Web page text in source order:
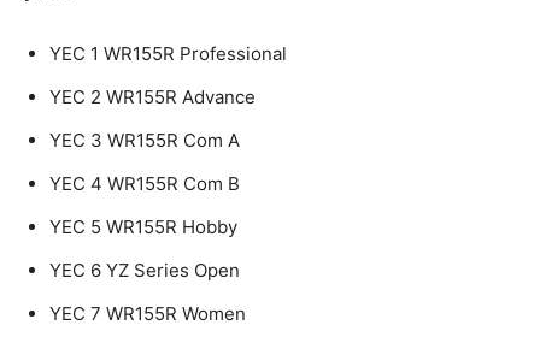
YEC 1 WR155R Professional
YEC 2 WR155R Advance
YEC 3 WR155R Com A
YEC 4 WR155R Com B
YEC 5 WR155R Hobby
YEC 6 YZ Series Open
YEC 7 WR155R Women